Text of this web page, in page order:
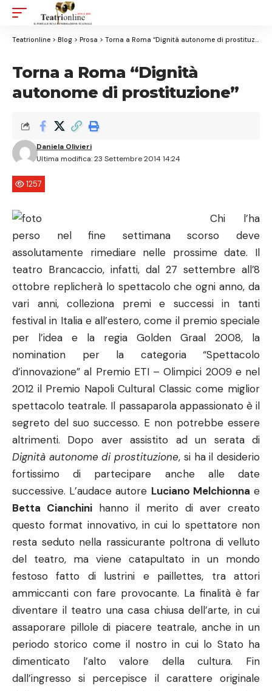
Resizer
Teatrionline > Blog > Prosa > Torna a Roma “Dignità autonome di prostituzione”
Torna a Roma “Dignità
autonome di prostituzione”
Ultima modifica: 23 Settembre 2014 14:24
Daniela Olivieri
1257
Chi l’ha
perso nel fine settimana scorso deve
assolutamente rimediare nelle prossime date. Il
teatro Brancaccio, infatti, dal 27 settembre all’8
ottobre replicherà lo spettacolo che ogni anno, da
vari anni, colleziona premi e successi in tanti
festival in Italia e all’estero, come il premio speciale
per l’idea e la regia Golden Graal 2008, la
nomination per la categoria “Spettacolo
d’innovazione” al Premio ETI – Olimpici 2009 e nel
2012 il Premio Napoli Cultural Classic come miglior
spettacolo teatrale. Il passaparola appassionato è il
segreto del suo successo. E non potrebbe essere
altrimenti. Dopo aver assistito ad un serata di
Dignità autonome di prostituzione, si ha il desiderio
fortissimo di partecipare anche alle date
successive. L’audace autore Luciano Melchionna e
Betta Cianchini hanno il merito di aver creato
questo format innovativo, in cui lo spettatore non
resta seduto nella rassicurante poltrona di velluto
del teatro, ma viene catapultato in un mondo
festoso fatto di lustrini e paillettes, tra attori
ammiccanti con fare provocante. La finalità è far
diventare il teatro una casa chiusa dell’arte, in cui
assaporare pillole di piacere teatrale, anche in un
periodo storico come il nostro in cui lo Stato ha
dimenticato l’alto valore della cultura. Fin
dall’ingresso si percepisce il carattere originale